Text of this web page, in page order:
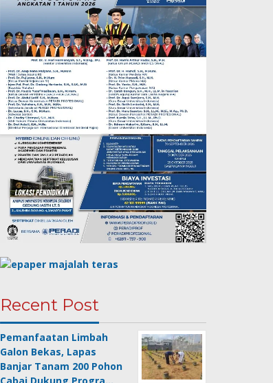
Recent Post
Pemanfaatan Limbah
Galon Bekas, Lapas
Banjar Tanam 200 Pohon